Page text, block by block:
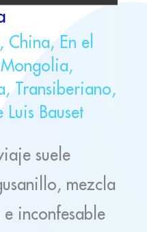
China, En el
Mongolia,
, Transiberiano,
Luis Bauset
suele
mezcla
inconfesable